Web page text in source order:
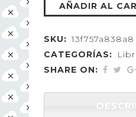
AÑADIR AL
SKU: 13f757a838a8
CATEGORÍAS:
SHARE ON: